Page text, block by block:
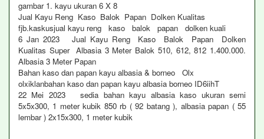
gambar 1. kayu ukuran 6 X 8
Jual Kayu Reng Kaso Balok Papan Dolken Kualitas
fjb.kaskusjual kayu reng kaso balok papan dolken kuali
6 Jan 2023 Jual Kayu Reng Kaso Balok Papan Dolken
Kualitas Super Albasia 3 Meter Balok 510, 612, 812 1.400.000.
Albasia 3 Meter Papan
Bahan kaso dan papan kayu albasia & borneo Olx
olxiklanbahan kaso dan papan kayu albasia borneo ID6iihT
22 Mei 2023 sedia bahan kayu albasia kaso ukuran semi
5x5x300, 1 meter kubik 850 rb ( 92 batang ), albasia papan ( 55
lembar ) 2x15x300, 1 meter kubik